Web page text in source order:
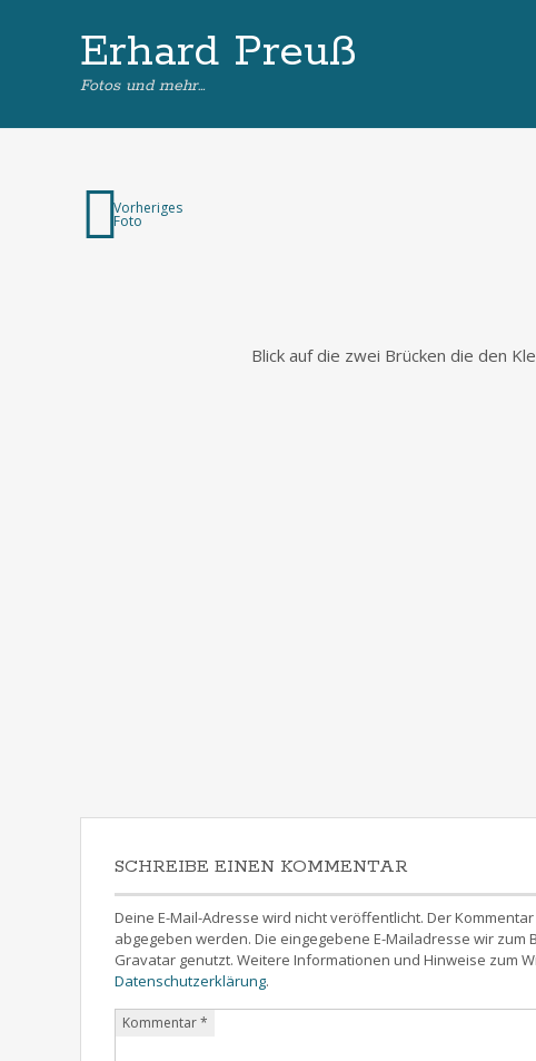
Erhard Preuß
Fotos und mehr…
Vorheriges
Foto
Blick auf die zwei Brücken die den
SCHREIBE EINEN KOMMENTAR
Deine E-Mail-Adresse wird nicht veröffentlicht. Der
abgegeben werden. Die eingegebene E-Mailadresse wir zum
Gravatar genutzt. Weitere Informationen und Hinweise zum
Datenschutzerklärung.
Kommentar*